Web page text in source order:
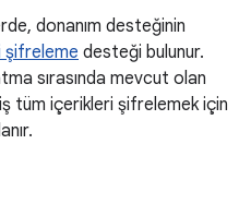
donanım desteğinin
şifreleme desteği bulunur.
sırasında mevcut olan
tüm içerikleri şifrelemek için